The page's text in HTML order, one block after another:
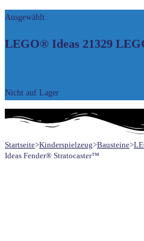
Ausgewählt:
LEGO® Ideas 21329
Nicht auf Lager
Startseite>Kinderspielzeug>Bausteine>
Ideas Fender® Stratocaster™